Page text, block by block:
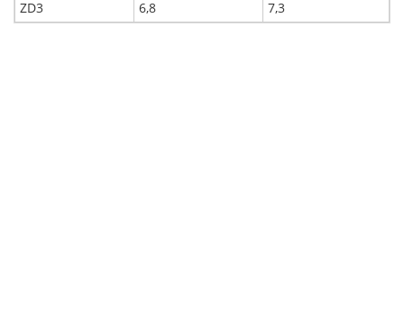
ZD3 6,8 7,3